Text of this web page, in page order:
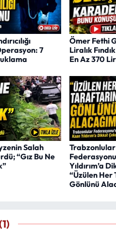
7
Ömer Fethi
Liralık
En Az 370
Salah
“Gız Bu Ne
Trabzonlular
Yıldırım’a
“Üzülen Her
Gönlünü